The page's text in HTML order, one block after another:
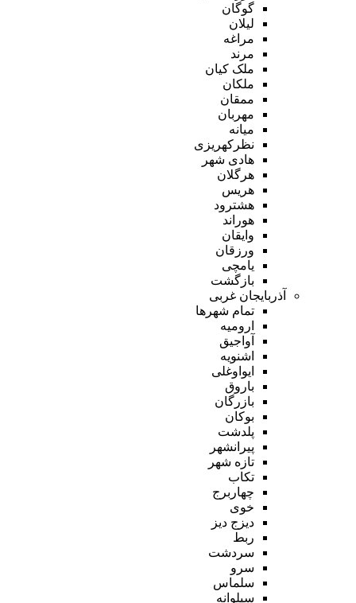
گوگان
لیلان
مراغه
مرند
ملک کیان
ملکان
ممقان
مهربان
میانه
نظرکهریزی
هادی شهر
هرگلان
هریس
هشترود
هوراند
وایقان
ورزقان
یامچی
بازگشت
آذربایجان غربی
تمام شهر‌ها
ارومیه
آواجیق
اشنویه
ایواوغلی
باروق
بازرگان
بوکان
پلدشت
پیرانشهر
تازه شهر
تکاب
چهاربرج
خوی
دیزج دیز
ربط
سردشت
سرو
سلماس
سیلوانه